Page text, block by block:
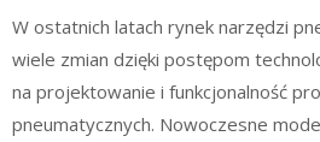
W ostatnich latach rynek narzędzi
wiele zmian dzięki postępom
na projektowanie i funkcjonalność
pneumatycznych. Nowoczesne